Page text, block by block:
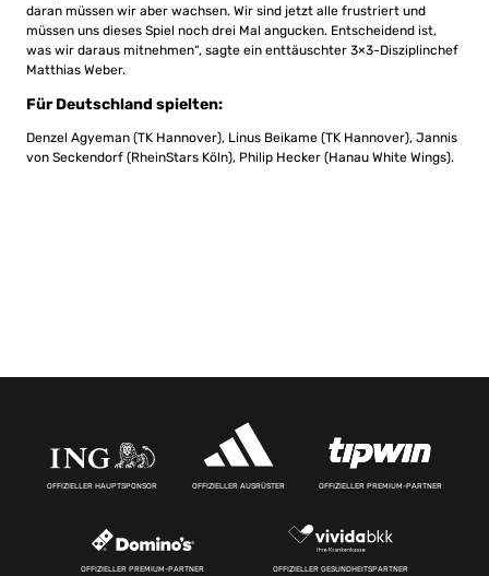
daran müssen wir aber wachsen. Wir sind jetzt alle frustriert und
müssen uns dieses Spiel noch drei Mal angucken. Entscheidend ist,
was wir daraus mitnehmen“, sagte ein enttäuschter 3×3-Disziplinchef
Matthias Weber.
Für Deutschland spielten:
Denzel Agyeman (TK Hannover), Linus Beikame (TK Hannover), Jannis
von Seckendorf (RheinStars Köln), Philip Hecker (Hanau White Wings).
OFFIZIELLER HAUPTSPONSOR OFFIZIELLER AUSRÜSTER OFFIZIELLER PREMIUM-PARTNER
OFFIZIELLER PREMIUM-PARTNER OFFIZIELLER GESUNDHEITSPARTNER